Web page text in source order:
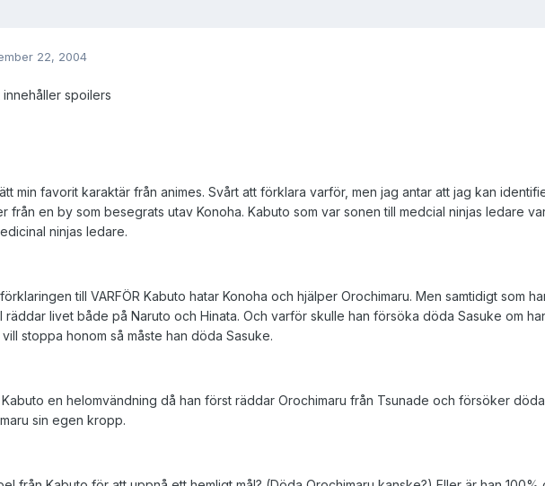
22, 2004
spoilers
min favorit karaktär från animes. Svårt att förklara varför, men jag antar att jag kan
från en by som besegrats utav Konoha. Kabuto som var sonen till medcial ninjas ledare
ninjas ledare.
till VARFÖR Kabuto hatar Konoha och hjälper Orochimaru. Men samtidigt som
räddar livet både på Naruto och Hinata. Och varför skulle han försöka döda Sasuke om
stoppa honom så måste han döda Sasuke.
en helomvändning då han först räddar Orochimaru från Tsunade och försöker
sin egen kropp.